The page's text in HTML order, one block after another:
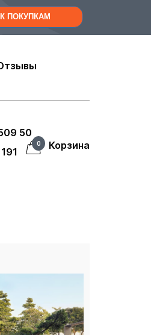
К ПОКУПКАМ
50
0 Корзина